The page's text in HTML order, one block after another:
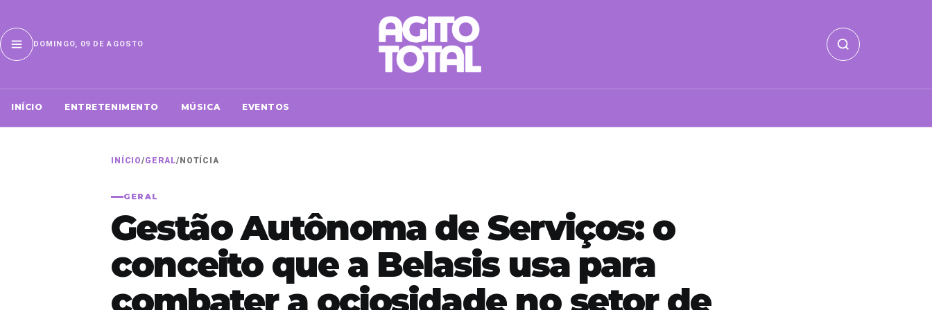
DOMINGO, 09 DE AGOSTO
INÍCIO ENTRETENIMENTO MÚSICA EVENTOS
INÍCIO/GERAL/ NOTÍCIA
GERAL
Gestão Autônoma de Serviços: o
conceito que a Belasis usa para
combater a ociosidade no setor de